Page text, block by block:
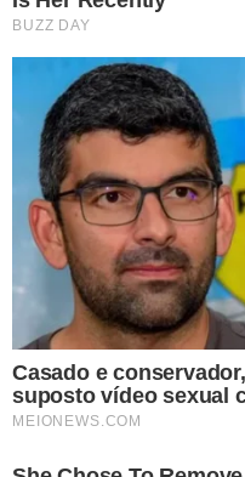
O lixo eletrônico passa
verificação pela equipe do